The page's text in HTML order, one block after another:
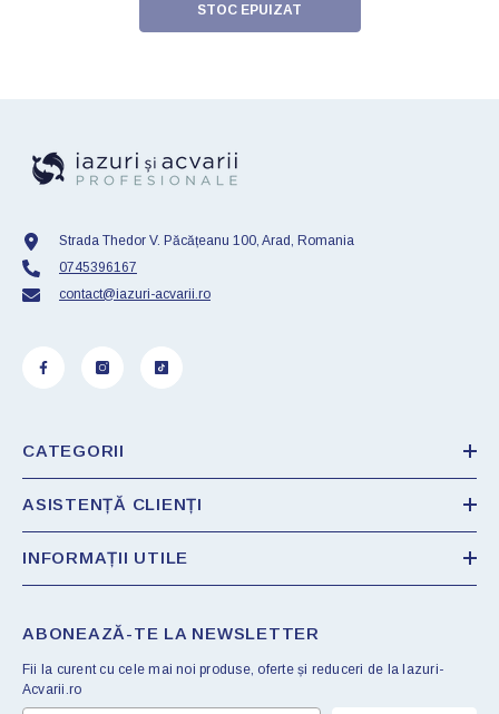
STOC EPUIZAT
Strada Thedor V. Păcățeanu 100, Arad, Romania
0745396167
contact@iazuri-acvarii.ro
CATEGORII
ASISTENȚĂ CLIENȚI
INFORMAȚII UTILE
ABONEAZĂ-TE LA NEWSLETTER
Fii la curent cu cele mai noi produse, oferte și reduceri de la Iazuri-
Acvarii.ro